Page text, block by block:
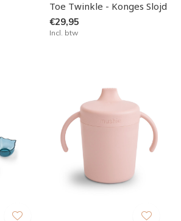
Toe Twinkle - Konges Slojd
€29,95
Incl. btw